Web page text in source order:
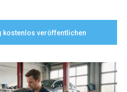
kostenlos veröffentlichen